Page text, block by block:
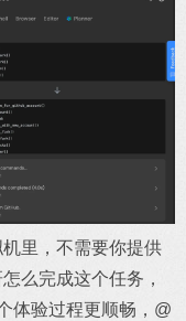
里，不需要你提供
么完成这个任务，
体验过程更顺畅，@